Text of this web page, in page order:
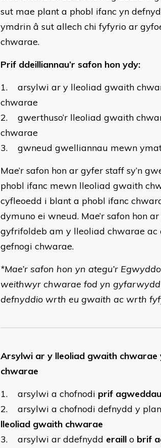
sut mae plant a phobl ifanc yn
ymdrin â sut allech chi fyfyrio ar
chwarae.
Prif ddeilliannau’r safon hon ydy:
1. arsylwi ar y lleoliad gwaith
chwarae
2. gwerthuso’r lleoliad gwaith
chwarae
3. gwneud gwelliannau mewn
Mae’r safon hon ar gyfer staff sy’n
phobl ifanc mewn lleoliad gwaith
cyfleoedd i blant a phobl ifanc
dymuno ei wneud. Mae’r safon hon
gyfrifoldeb am y lleoliad chwarae
gefnogi chwarae.
*Mae’r safon hon yn ategu’r
weithwyr chwarae fod yn gyfarwydd
defnyddio wrth eu gwaith ac wrth
Arsylwi ar y lleoliad gwaith
chwarae
1. arsylwi a chofnodi prif
2. arsylwi a chofnodi defnydd y
lleoliad gwaith chwarae
3. arsylwi ar ddefnydd eraill o brif